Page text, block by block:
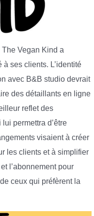
Vegan Kind a
ses clients. L’identité
avec B&B studio devrait
des détaillants en ligne
reflet des
permettra d’être
visaient à créer
les clients et à simplifier
l’abonnement pour
ceux qui préfèrent la